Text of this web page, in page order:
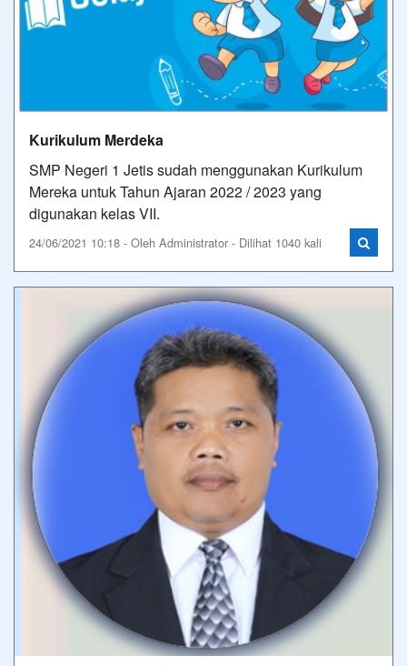
Kurikulum Merdeka
SMP Negeri 1 Jetis sudah menggunakan Kurikulum
Mereka untuk Tahun Ajaran 2022 / 2023 yang
digunakan kelas VII.
24/06/2021 10:18 - Oleh Administrator - Dilihat 1040 kali